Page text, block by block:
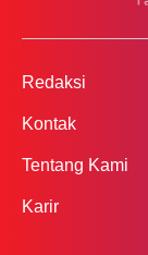
Redaksi
Kontak
Tentang Kami
Karir